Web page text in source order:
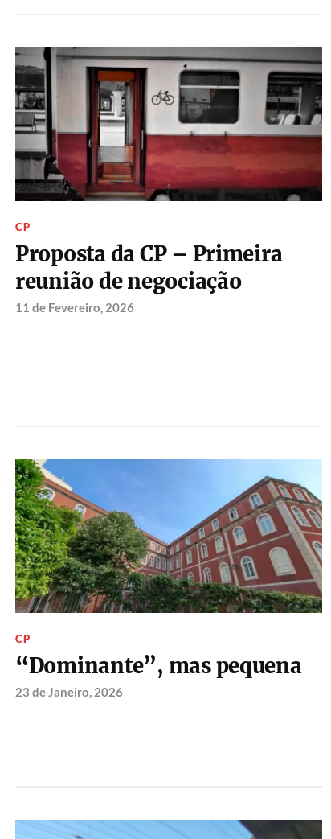
CP
Proposta da CP – Primeira
reunião de negociação
11 de Fevereiro, 2026
CP
“Dominante”, mas pequena
23 de Janeiro, 2026